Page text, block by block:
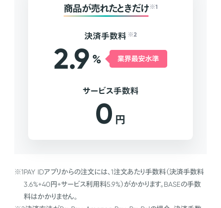
商品が売れたときだけ ※1
決済手数料 ※2
2.9 % 業界最安水準
サービス手数料
0 円
※1PAY IDアプリからの注文には、1注文あたり手数料（決済手数料
3.6%+40円+サービス利用料5.9%）がかかります。BASEの手数
料はかかりません。